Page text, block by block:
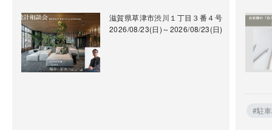
滋賀県草津市渋川１丁目３番４号
2026/08/23(日)～2026/08/23(日)
#駐